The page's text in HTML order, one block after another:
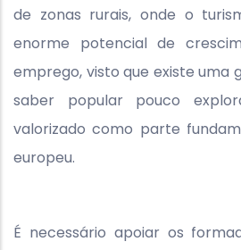
de zonas rurais, onde o
enorme potencial de
emprego, visto que existe uma
saber popular pouco
valorizado como parte
europeu.
É necessário apoiar os